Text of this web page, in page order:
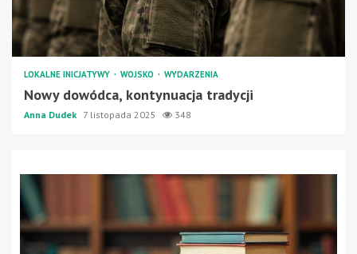
LOKALNE INICJATYWY WOJSKO WYDARZENIA
Nowy dowódca, kontynuacja tradycji
Anna Dudek 7 listopada 2025 348